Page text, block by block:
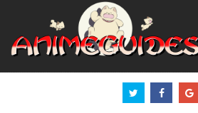
Panneau de gestion des cookies